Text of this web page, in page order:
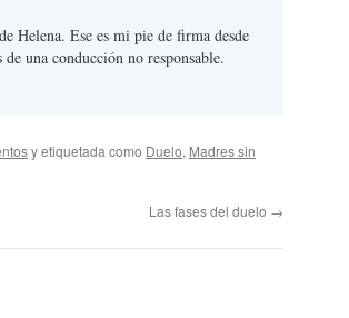
Helena. Ese es mi pie de firma desde
una conducción no responsable.
y etiquetada como Duelo, Madres sin
Las fases del duelo →